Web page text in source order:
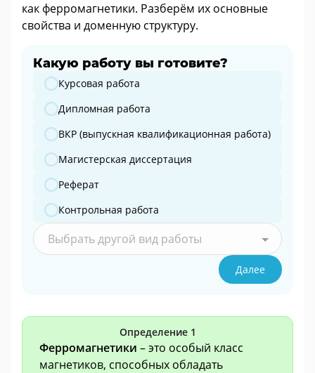
как ферромагнетики. Разберём их основные
свойства и доменную структуру.
Какую работу вы готовите?
Какую работу вы готовите?
Курсовая работа
Дипломная работа
ВКР (выпускная квалификационная работа)
Магистерская диссертация
Реферат
Контрольная работа
Выбрать другой вид работы
Далее
Определение 1
Ферромагнетики – это особый класс
магнетиков, способных обладать